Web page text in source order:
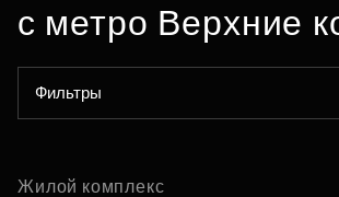
с метро Верхние
Фильтры
Жилой комплекс